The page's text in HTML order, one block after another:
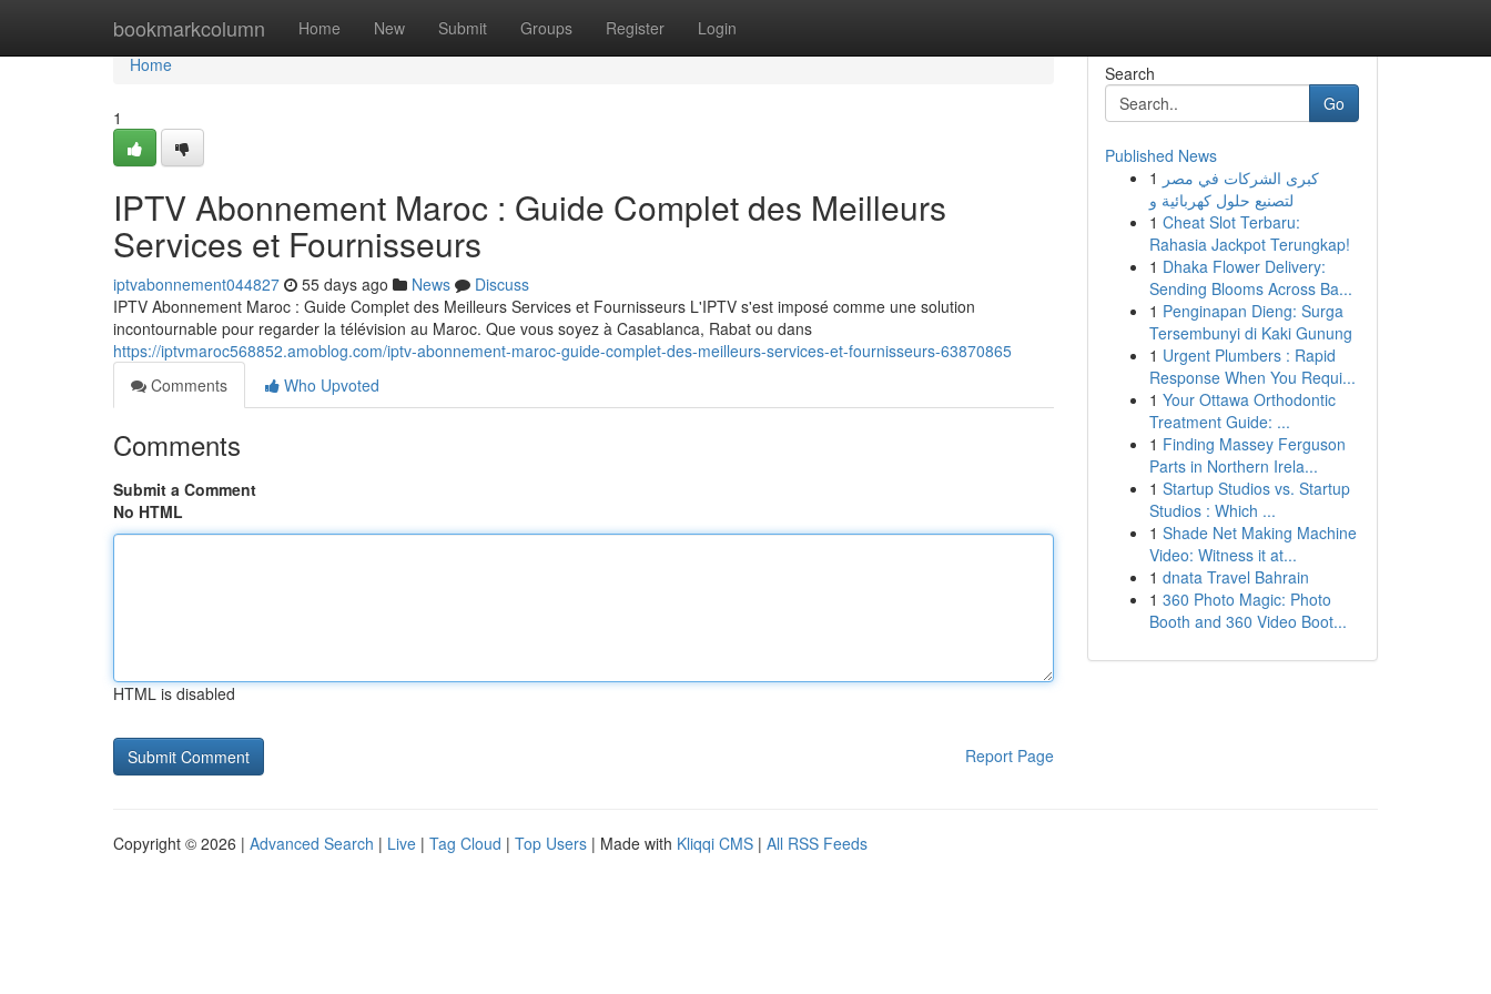
bookmarkcolumn Home New Submit Groups Register Login
Home
Home
1
IPTV Abonnement Maroc : Guide Complet des Meilleurs
Services et Fournisseurs
iptvabonnement044827 55 days ago News
Discuss
IPTV Abonnement Maroc : Guide Complet des Meilleurs Services et Fournisseurs L'IPTV s'est imposé comme une solution
incontournable pour regarder la télévision au Maroc. Que vous soyez à Casablanca, Rabat ou dans
https://iptvmaroc568852.amoblog.com/iptv-abonnement-maroc-guide-complet-des-meilleurs-services-et-fournisseurs-63870865
Comments
Who Upvoted
Comments
Submit a Comment
No HTML
HTML is disabled
Report Page
Search
Go
Published News
1 كبرى الشركات في مصر
لتصنيع حلول كهربائية و
1 Cheat Slot Terbaru:
Rahasia Jackpot Terungkap!
1 Dhaka Flower Delivery:
Sending Blooms Across Ba...
1 Penginapan Dieng: Surga
Tersembunyi di Kaki Gunung
1 Urgent Plumbers : Rapid
Response When You Requi...
1 Your Ottawa Orthodontic
Treatment Guide: ...
1 Finding Massey Ferguson
Parts in Northern Irela...
1 Startup Studios vs. Startup
Studios : Which ...
1 Shade Net Making Machine
Video: Witness it at...
1 dnata Travel Bahrain
1 360 Photo Magic: Photo
Booth and 360 Video Boot...
Copyright © 2026 | Advanced Search | Live | Tag Cloud | Top Users | Made with Kliqqi CMS | All RSS Feeds